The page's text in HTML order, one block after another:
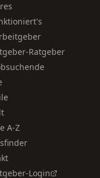
Ratgeber
A-Z
Login